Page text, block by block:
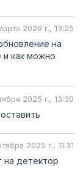
2026 г., 13:25
на
и как можно
2025 г., 13:30
2025 г., 11:31
на детектор